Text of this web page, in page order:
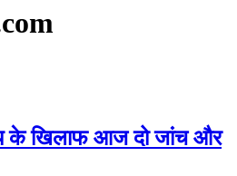
के खिलाफ आज दो जांच और